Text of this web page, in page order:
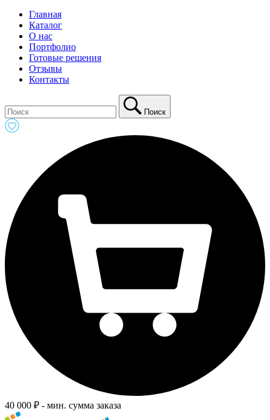
Главная
Каталог
О нас
Портфолио
Готовые решения
Отзывы
Контакты
Поиск
40 000 ₽ - мин. сумма заказа